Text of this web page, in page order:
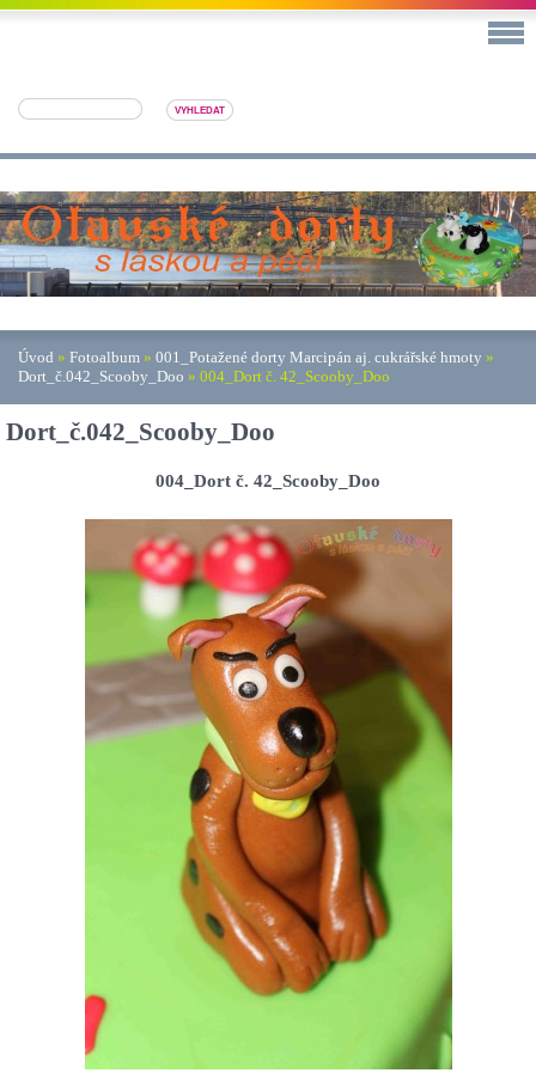
Úvod » Fotoalbum » 001_Potažené dorty Marcipán aj. cukrářské hmoty »
Dort_č.042_Scooby_Doo » 004_Dort č. 42_Scooby_Doo
Dort_č.042_Scooby_Doo
004_Dort č. 42_Scooby_Doo